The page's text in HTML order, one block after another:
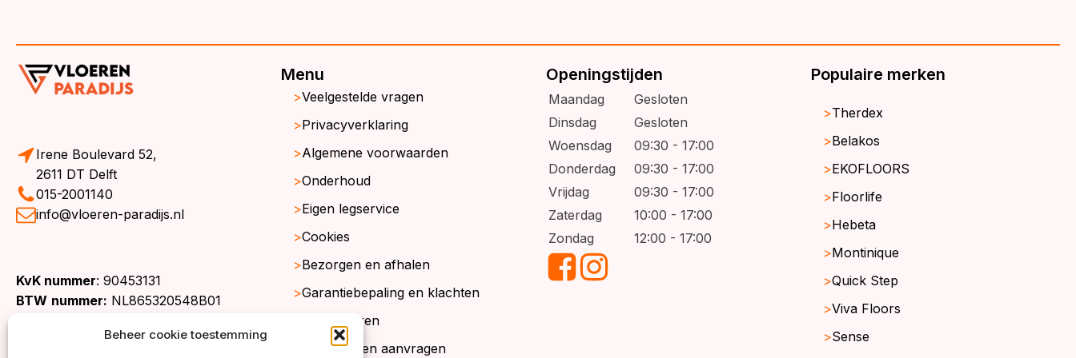
Beheer cookie toestemming
Irene Boulevard 52,
2611 DT Delft
015-2001140
info@vloeren-paradijs.nl
KvK nummer: 90453131
BTW nummer: NL865320548B01
Menu
Veelgestelde vragen
Privacyverklaring
Algemene voorwaarden
Onderhoud
Eigen legservice
Cookies
Bezorgen en afhalen
Garantiebepaling en klachten
Retourneren
Gratis stalen aanvragen
Openingstijden
Maandag
Gesloten
Dinsdag
Gesloten
Woensdag
09:30 - 17:00
Donderdag
09:30 - 17:00
Vrijdag
09:30 - 17:00
Zaterdag
10:00 - 17:00
Zondag
12:00 - 17:00
Populaire merken
Therdex
Belakos
EKOFLOORS
Floorlife
Hebeta
Montinique
Quick Step
Viva Floors
Sense